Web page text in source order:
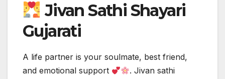
Jivan Sathi Shayari
Gujarati
A life partner is your soulmate, best friend,
and emotional support
. Jivan sathi